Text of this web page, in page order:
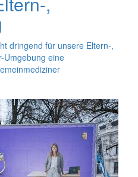
dringend für unsere Eltern-,
Umgebung eine